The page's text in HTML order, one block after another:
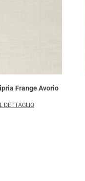
Frange Avorio
DETTAGLIO